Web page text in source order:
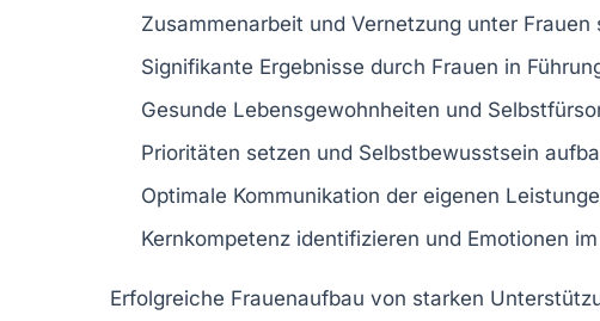
Zusammenarbeit und Vernetzung unter Frauen
Signifikante Ergebnisse durch Frauen in
Gesunde Lebensgewohnheiten und
Prioritäten setzen und Selbstbewusstsein
Optimale Kommunikation der eigenen
Kernkompetenz identifizieren und Emotionen
Erfolgreiche Frauenaufbau von starken